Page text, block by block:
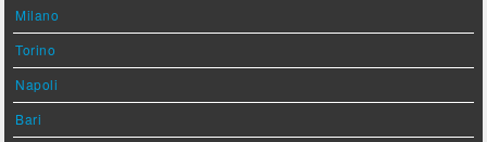
Milano
Torino
Napoli
Bari